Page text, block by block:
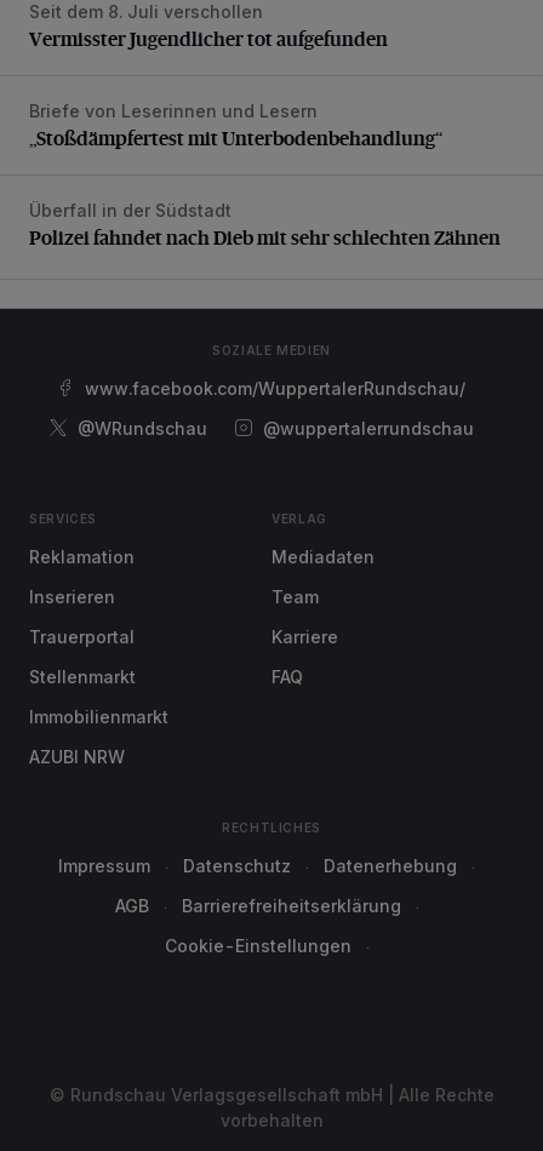
Vermisster Jugendlicher tot aufgefunden
Seit dem 8. Juli verschollen
Vermisster Jugendlicher tot aufgefunden
„Stoßdämpfertest mit Unterbodenbehandlung“
Briefe von Leserinnen und Lesern
„Stoßdämpfertest mit Unterbodenbehandlung“
Polizei fahndet nach Dieb mit sehr schlechten Zähnen
Überfall in der Südstadt
Polizei fahndet nach Dieb mit sehr schlechten Zähnen
SOZIALE MEDIEN
www.facebook.com/WuppertalerRundschau/
@WRundschau
@wuppertalerrundschau
SERVICES
Reklamation
Inserieren
Trauerportal
Stellenmarkt
Immobilienmarkt
AZUBI NRW
VERLAG
Mediadaten
Team
Karriere
FAQ
RECHTLICHES
Impressum Datenschutz
Datenerhebung
AGB
Barrierefreiheitserklärung
Cookie-Einstellungen
© Rundschau Verlagsgesellschaft mbH | Alle Rechte
vorbehalten